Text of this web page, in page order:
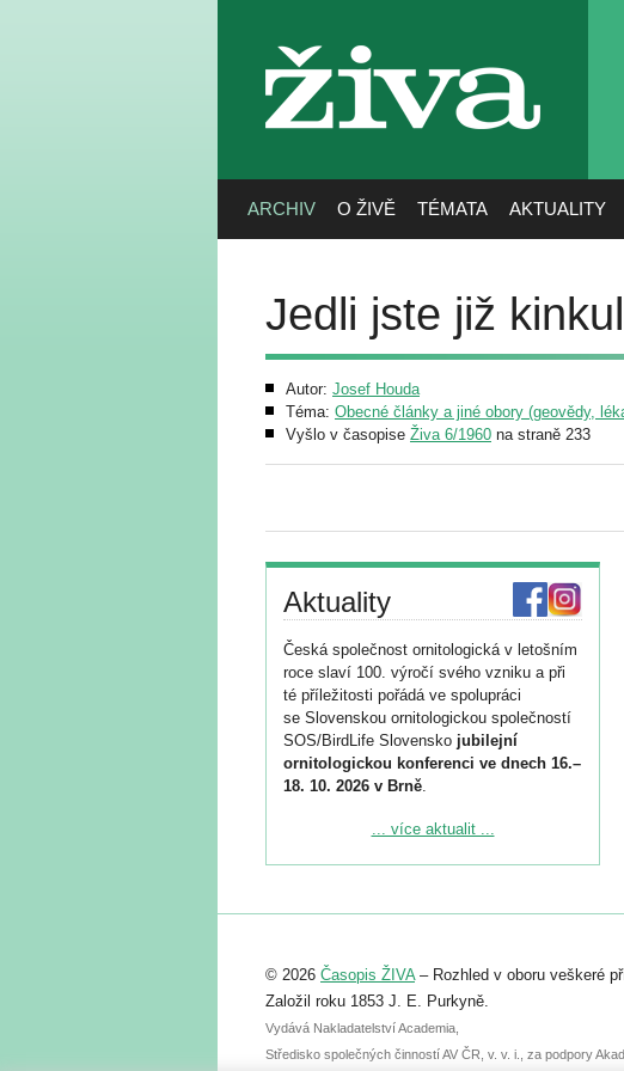
živa
ARCHIV O ŽIVĚ TÉMATA AKTUALITY
Jedli jste již
Autor: Josef Houda
Téma: Obecné články a jiné obory (geovědy,
Vyšlo v časopise Živa 6/1960 na straně 233
Aktuality
Česká společnost ornitologická v letošním
roce slaví 100. výročí svého vzniku a při
té příležitosti pořádá ve spolupráci
se Slovenskou ornitologickou společností
SOS/BirdLife Slovensko jubilejní
ornitologickou konferenci ve dnech 16.–
18. 10. 2026 v Brně.
Podrobnější informace ke konferenci
Registrovat se můžete do 6. září.
abstraktu přihlášené přednášky nebo
posteru je už 30. června.
... více aktualit ...
© 2026 Časopis ŽIVA– Rozhled v oboru veškeré
Založil roku 1853 J. E. Purkyně.
Vydává Nakladatelství Academia,
Středisko společných činností AV ČR, v. v. i., za podpory